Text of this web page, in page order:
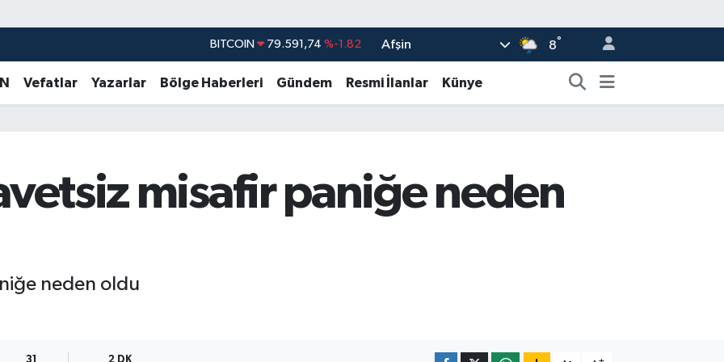
BITCOIN 79.591,74 %-1.82
BİST100 14.598,00 %0
Afşin 8°
Vefatlar Yazarlar Bölge Haberleri Gündem Resmi İlanlar Künye
misafir paniğe neden
neden oldu
31 2 DK